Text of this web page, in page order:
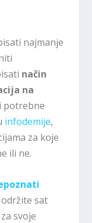
najmanje
način
na
potrebne
infodemije,
za koje
ili ne.
sat
svoje